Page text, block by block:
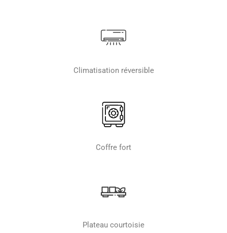
Climatisation réversible
Coffre fort
Plateau courtoisie